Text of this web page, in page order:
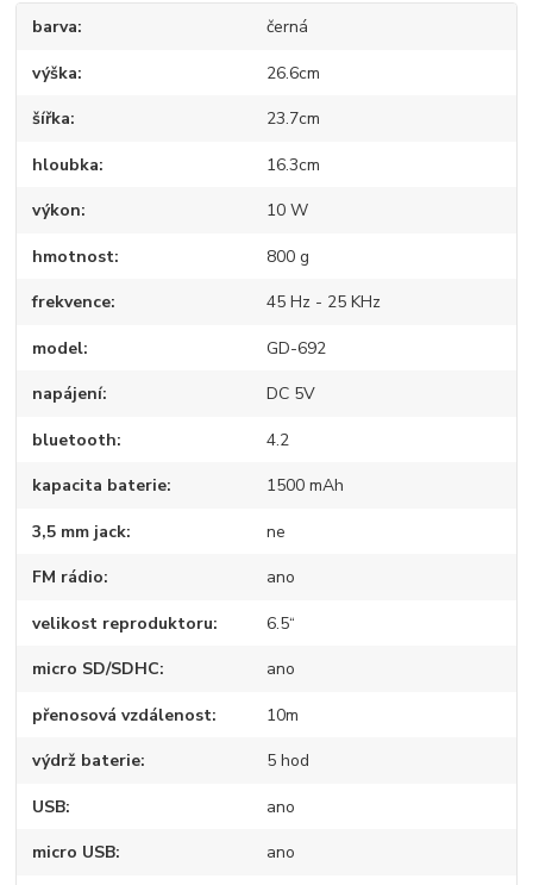
barva černá
výška 26.6cm
šířka 23.7cm
hloubka 16.3cm
výkon 10 W
hmotnost 800 g
frekvence 45 Hz - 25 KHz
model GD-692
napájení DC 5V
bluetooth 4.2
kapacita baterie 1500 mAh
3,5 mm jack ne
FM rádio ano
velikost reproduktoru 6.5“
micro SD/SDHC ano
přenosová vzdálenost 10m
výdrž baterie 5 hod
USB ano
micro USB ano